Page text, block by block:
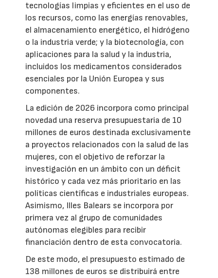
tecnologías limpias y eficientes en el uso de
los recursos, como las energías renovables,
el almacenamiento energético, el hidrógeno
o la industria verde; y la biotecnología, con
aplicaciones para la salud y la industria,
incluidos los medicamentos considerados
esenciales por la Unión Europea y sus
componentes.
La edición de 2026 incorpora como principal
novedad una reserva presupuestaria de 10
millones de euros destinada exclusivamente
a proyectos relacionados con la salud de las
mujeres, con el objetivo de reforzar la
investigación en un ámbito con un déficit
histórico y cada vez más prioritario en las
políticas científicas e industriales europeas.
Asimismo, Illes Balears se incorpora por
primera vez al grupo de comunidades
autónomas elegibles para recibir
financiación dentro de esta convocatoria.
De este modo, el presupuesto estimado de
138 millones de euros se distribuirá entre